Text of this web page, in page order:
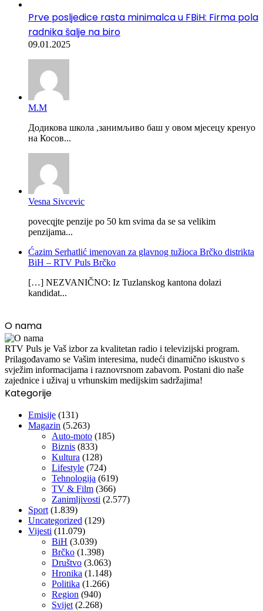
Prve posljedice rasta minimalca u FBiH: Firma pola
radnika šalje na biro
09.01.2025
М.М
Додикова школа ,занимљиво баш у овом мјесецу кренуо
на Косов...
Vesna Sivcevic
povecqjte penzije po 50 km svima da se sa velikim
penzijama...
Ćazim Serhatlić imenovan za glavnog tužioca Brčko distrikta
BiH – RTV Puls Brčko
[…] NEZVANIČNO: Iz Tuzlanskog kantona dolazi
kandidat...
O nama
RTV Puls je Vaš izbor za kvalitetan radio i televizijski program.
Prilagođavamo se Vašim interesima, nudeći dinamično iskustvo s
svježim informacijama i raznovrsnom zabavom. Postani dio naše
zajednice i uživaj u vrhunskim medijskim sadržajima!
Kategorije
Emisije (131)
Magazin (5.263)
Auto-moto (185)
Biznis (833)
Kultura (128)
Lifestyle (724)
Tehnologija (619)
TV & Film (366)
Zanimljivosti (2.577)
Sport(1.839)
Uncategorized (129)
Vijesti (11.079)
BiH (3.039)
Brčko (1.398)
Društvo (3.063)
Hronika (1.148)
Politika (1.266)
Region (940)
Svijet(2.268)